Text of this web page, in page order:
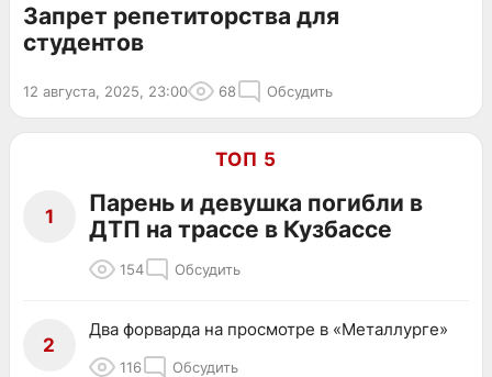
Запрет репетиторства для
студентов
12 августа, 2025, 23:00 68 Обсудить
ТОП 5
1
Парень и девушка погибли в
ДТП на трассе в Кузбассе
154 Обсудить
2
Два форварда на просмотре в «Металлурге»
116 Обсудить